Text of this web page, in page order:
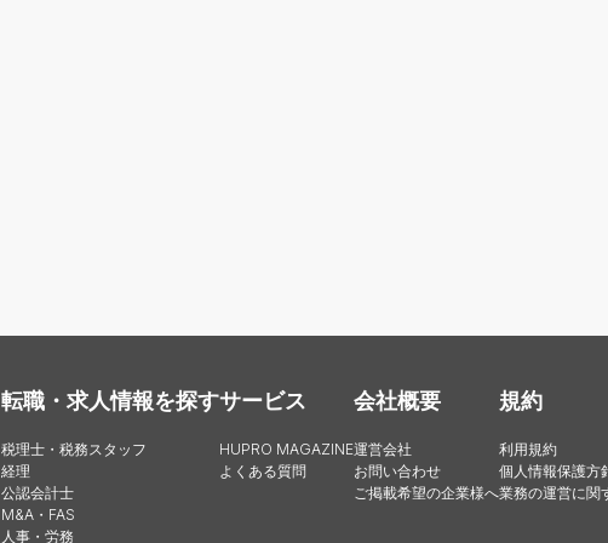
転職・求人情報を探す
税理士・税務スタッフ
経理
公認会計士
M&A・FAS
人事・労務
サービス
HUPRO MAGAZINE
よくある質問
会社概要
運営会社
お問い合わせ
ご掲載希望の企業様へ
規約
利用規約
個人情報保護方
業務の運営に関